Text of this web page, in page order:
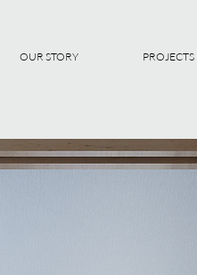
OUR STORY PROJECTS